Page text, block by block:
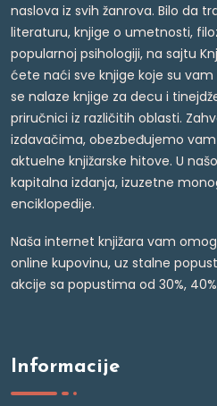
naslova iz svih žanrova. Bilo da
literaturu, knjige o umetnosti,
popularnoj psihologiji, na sajtu
ćete naći sve knjige koje su
se nalaze knjige za decu i
priručnici iz različitih oblasti.
izdavačima, obezbeđujemo
aktuelne knjižarske hitove. U
kapitalna izdanja, izuzetne
enciklopedije.
Naša internet knjižara vam
online kupovinu, uz stalne
akcije sa popustima od 30%,
Informacije